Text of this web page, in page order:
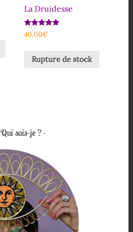
La Druidesse
Note
5.00
40,00€
Rupture de stock
Qui suis-je ?